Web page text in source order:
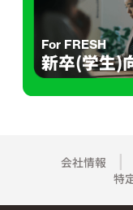
For FRESH
新卒(学生)
会社情報
特